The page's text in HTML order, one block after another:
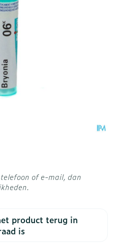
product terug in
is
of e-mail, dan